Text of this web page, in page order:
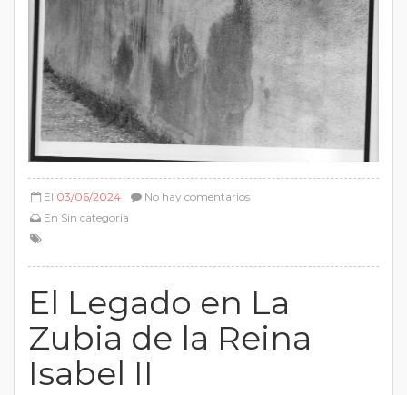
El 03/06/2024
En Sin categoría
No hay comentarios
El Legado en La
Zubia de la Reina
Isabel II